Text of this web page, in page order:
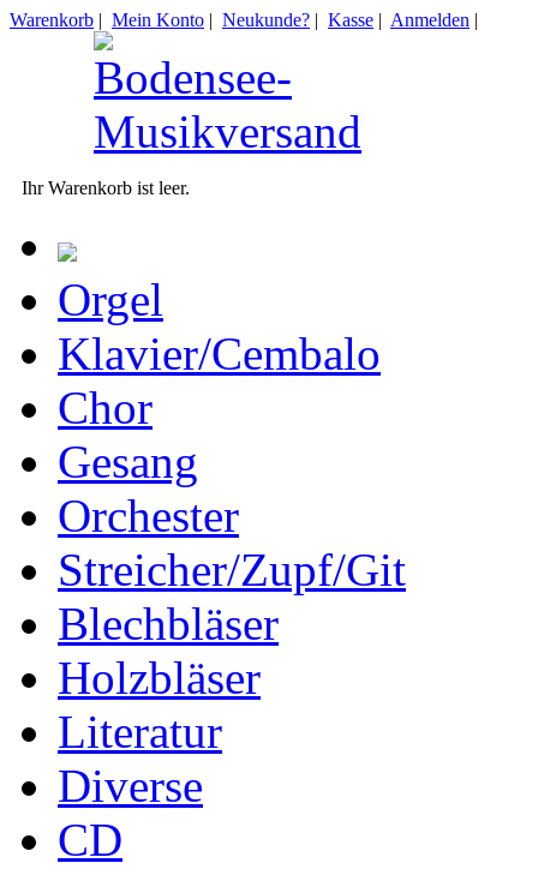
Warenkorb | Mein Konto | Neukunde? | Kasse | Anmelden |
Ihr Warenkorb ist leer.
Orgel
Klavier/Cembalo
Chor
Gesang
Orchester
Streicher/Zupf/Git
Blechbläser
Holzbläser
Literatur
Diverse
CD